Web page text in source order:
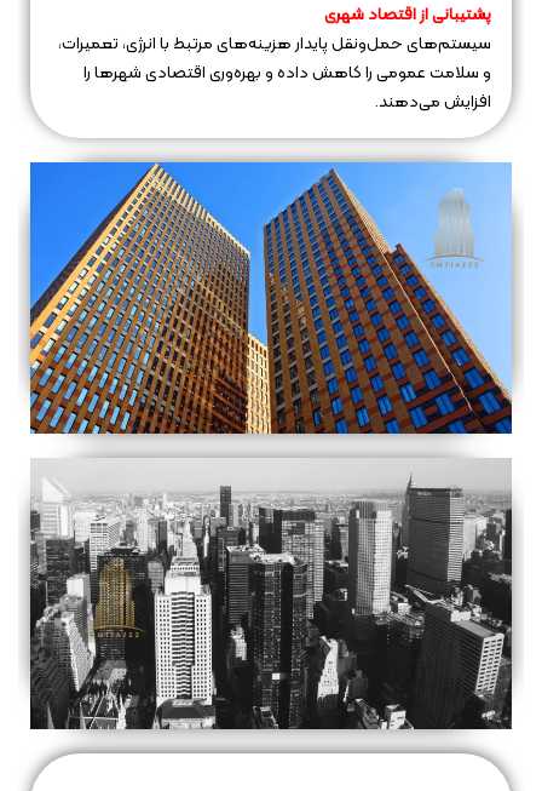
پشتیبانی از اقتصاد شهری
سیستم‌های حمل‌ونقل پایدار هزینه‌های مرتبط با انرژی، تعمیرات،
و سلامت عمومی را کاهش داده و بهره‌وری اقتصادی شهرها را
افزایش می‌دهند.